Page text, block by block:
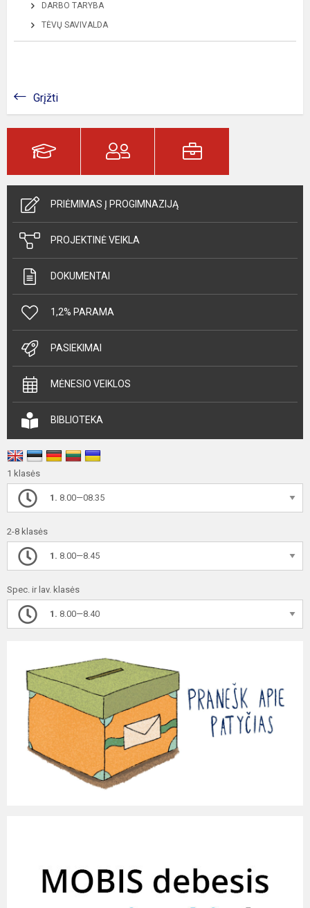
DARBO TARYBA
TĖVŲ SAVIVALDA
Grįžti
PRIĖMIMAS Į PROGIMNAZIJĄ
PROJEKTINĖ VEIKLA
DOKUMENTAI
1,2% PARAMA
PASIEKIMAI
MĖNESIO VEIKLOS
BIBLIOTEKA
1 klasės
1. 8.00—08.35
2-8 klasės
1. 8.00—8.45
Spec. ir lav. klasės
1. 8.00—8.40